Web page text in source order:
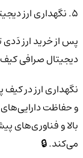
5. نگهداری ارز دیجیتال در کیف پول من 🔐
دیجیتال صرافی
نگهداری ارز در
و حفاظت
بالا و فناوری‌های
می‌کند. 🔒